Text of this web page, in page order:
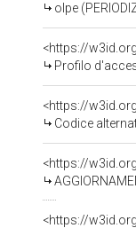
olpe
<https://
Profilo
<https://
Codice
<https://
<https://